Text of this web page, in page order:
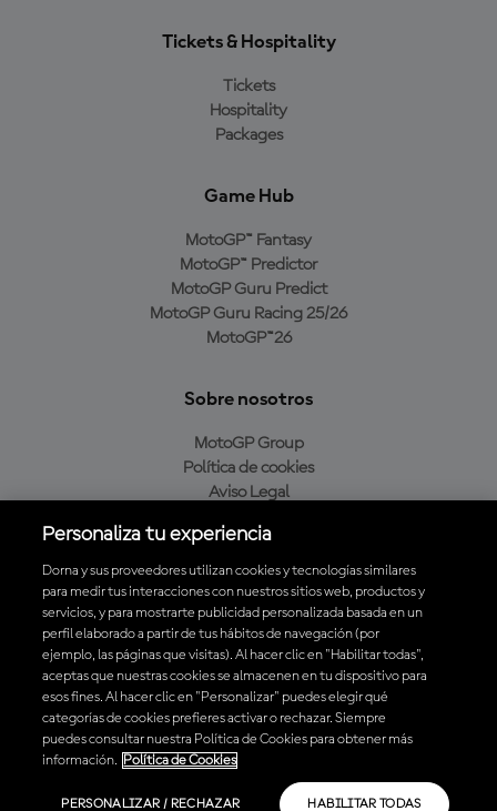
Tickets & Hospitality
Tickets
Hospitality
Packages
Game Hub
MotoGP™ Fantasy
MotoGP™ Predictor
MotoGP Guru Predict
MotoGP Guru Racing 25/26
MotoGP™26
Sobre nosotros
MotoGP Group
Política de cookies
Aviso Legal
Política de compra
Descarga la aplicación oficial de MotoGP™
© 2026 MotoGP Sports Entertainment Group. Todos los derechos
reservados. Todas las marcas son propiedad de sus respectivos dueños.
Personaliza tu experiencia
Dorna y sus proveedores utilizan cookies y tecnologías similares
para medir tus interacciones con nuestros sitios web, productos y
servicios, y para mostrarte publicidad personalizada basada en un
perfil elaborado a partir de tus hábitos de navegación (por
ejemplo, las páginas que visitas). Al hacer clic en "Habilitar todas",
aceptas que nuestras cookies se almacenen en tu dispositivo para
esos fines. Al hacer clic en "Personalizar" puedes elegir qué
categorías de cookies prefieres activar o rechazar. Siempre
puedes consultar nuestra Política de Cookies para obtener más
información.
Política de Cookies
PERSONALIZAR / RECHAZAR HABILITAR TODAS